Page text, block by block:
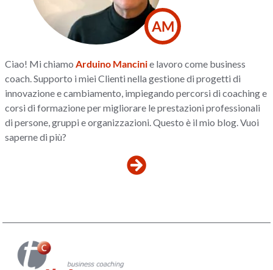
AM
Ciao! Mi chiamo Arduino Mancinie lavoro come business
coach. Supporto i miei Clienti nella gestione di progetti di
innovazione e cambiamento, impiegando percorsi di coaching e
corsi di formazione per migliorare le prestazioni professionali
di persone, gruppi e organizzazioni. Questo è il mio blog. Vuoi
saperne di più?